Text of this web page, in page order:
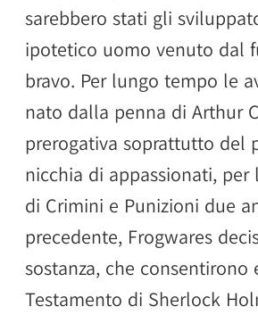
sarebbero stati gli
ipotetico uomo venuto dal
bravo. Per lungo tempo le
nato dalla penna di Arthur
prerogativa soprattutto del
nicchia di appassionati,
di Crimini e Punizioni due
precedente, Frogwares
sostanza, che
Testamento di Sherlock